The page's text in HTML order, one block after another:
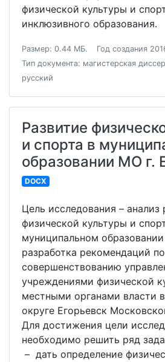
физической культуры и
инклюзивного образования.
Размер: 0.44 МБ. Год создания
Тип документа: магистерская
русский
Развитие
и спорта в
образовании МО г.
DOCX
Цель исследования – анализ
физической культуры и
муниципальном образовании
разработка рекомендаций по
совершенствованию
учреждениями физической
местными органами власти
округе Егорьевск
Для достижения цели
необходимо решить ряд
– дать определение